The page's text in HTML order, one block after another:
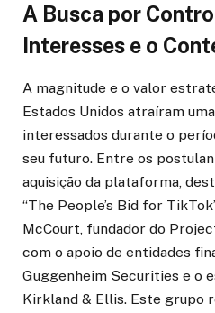
A Busca por
Interesses e o
A magnitude e o valor
Estados Unidos atraíram
interessados durante o
seu futuro. Entre os
aquisição da plataforma,
“The People’s Bid for
McCourt, fundador do
com o apoio de entidades
Guggenheim Securities e o
Kirkland & Ellis. Este grupo